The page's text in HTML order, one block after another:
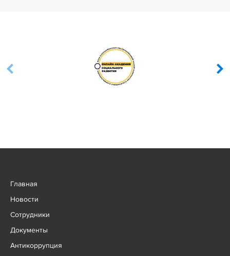
Главная
Новости
Сотрудники
Документы
Антикоррупция